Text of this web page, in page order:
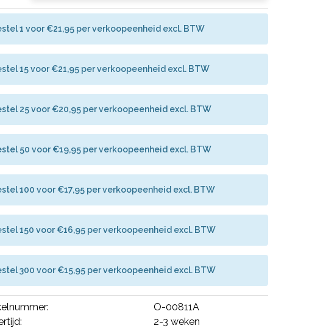
1 voor €21,95 per verkoopeenheid excl. BTW
15 voor €21,95 per verkoopeenheid excl. BTW
25 voor €20,95 per verkoopeenheid excl. BTW
50 voor €19,95 per verkoopeenheid excl. BTW
100 voor €17,95 per verkoopeenheid excl. BTW
150 voor €16,95 per verkoopeenheid excl. BTW
300 voor €15,95 per verkoopeenheid excl. BTW
O-00811A
2-3 weken